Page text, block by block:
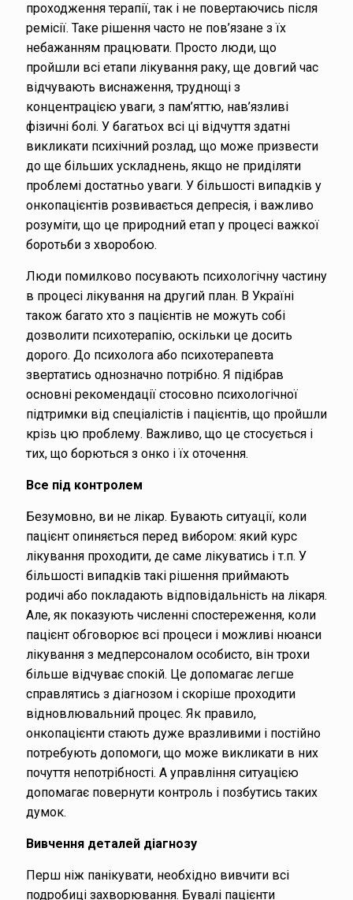
проходження терапії, так і не повертаючись після
ремісії. Таке рішення часто не пов’язане з їх
небажанням працювати. Просто люди, що
пройшли всі етапи лікування раку, ще довгий час
відчувають виснаження, труднощі з
концентрацією уваги, з пам’яттю, нав’язливі
фізичні болі. У багатьох всі ці відчуття здатні
викликати психічний розлад, що може призвести
до ще більших ускладнень, якщо не приділяти
проблемі достатньо уваги. У більшості випадків у
онкопацієнтів розвивається депресія, і важливо
розуміти, що це природний етап у процесі важкої
боротьби з хворобою.
Люди помилково посувають психологічну частину
в процесі лікування на другий план. В Україні
також багато хто з пацієнтів не можуть собі
дозволити психотерапію, оскільки це досить
дорого. До психолога або психотерапевта
звертатись однозначно потрібно. Я підібрав
основні рекомендації стосовно психологічної
підтримки від спеціалістів і пацієнтів, що пройшли
крізь цю проблему. Важливо, що це стосується і
тих, що борються з онко і їх оточення.
Все під контролем
Безумовно, ви не лікар. Бувають ситуації, коли
пацієнт опиняється перед вибором: який курс
лікування проходити, де саме лікуватись і т.п. У
більшості випадків такі рішення приймають
родичі або покладають відповідальність на лікаря.
Але, як показують численні спостереження, коли
пацієнт обговорює всі процеси і можливі нюанси
лікування з медперсоналом особисто, він трохи
більше відчуває спокій. Це допомагає легше
справлятись з діагнозом і скоріше проходити
відновлювальний процес. Як правило,
онкопацієнти стають дуже вразливими і постійно
потребують допомоги, що може викликати в них
почуття непотрібності. А управління ситуацією
допомагає повернути контроль і позбутись таких
думок.
Вивчення деталей діагнозу
Перш ніж панікувати, необхідно вивчити всі
подробиці захворювання. Бувалі пацієнти